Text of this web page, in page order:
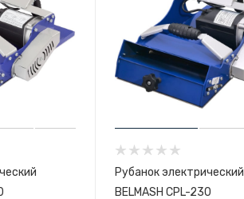
Рубанок электрический
BELMASH CPL-230